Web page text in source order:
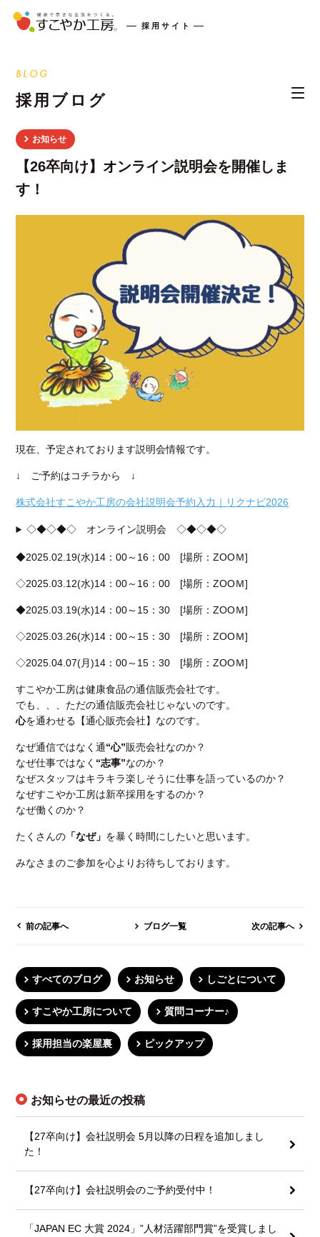
採用サイト
お知らせの最近の投稿
【27卒向け】会社説明会 5月以降の日程を追加しまし
た！
【27卒向け】会社説明会のご予約受付中！
「JAPAN EC 大賞 2024」”人材活躍部門賞”を受賞しまし
BLOG
採用ブログ
お知らせ
【26卒向け】オンライン説明会を開催しま
す！
現在、予定されております説明会情報です。
↓ ご予約はコチラから ↓
株式会社すこやか工房の会社説明会予約入力｜リクナビ2026
◇◆◇◆◇ オンライン説明会 ◇◆◇◆◇
◆2025.02.19(水)14：00～16：00 [場所：ZOOＭ]
◇2025.03.12(水)14：00～16：00 [場所：ZOOＭ]
◆2025.03.19(水)14：00～15：30 [場所：ZOOＭ]
◇2025.03.26(水)14：00～15：30 [場所：ZOOＭ]
◇2025.04.07(月)14：00～15：30 [場所：ZOOＭ]
すこやか工房は健康食品の通信販売会社です。
でも、、、ただの通信販売会社じゃないのです。
心を通わせる【通心販売会社】なのです。
なぜ通信ではなく通“心”販売会社なのか？
なぜ仕事ではなく “志事”なのか？
なぜスタッフはキラキラ楽しそうに仕事を語っているのか？
なぜすこやか工房は新卒採用をするのか？
なぜ働くのか？
たくさんの 「なぜ」 を暴く時間にしたいと思います。
みなさまのご参加を心よりお待ちしております。
前の記事へ ブログ一覧 次の記事へ
すべてのブログ お知らせ しごとについて
すこやか工房について 質問コーナー♪
採用担当の楽屋裏 ピックアップ